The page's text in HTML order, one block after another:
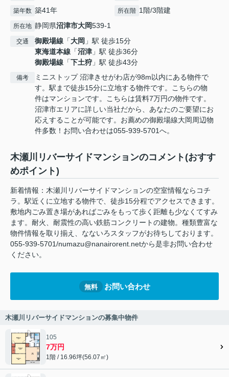
築年数 築41年 所在階 1階/3階建
所在地 静岡県沼津市大岡539-1
交通 御殿場線 「大岡 」駅 徒歩15分
東海道本線 「沼津 」駅 徒歩36分
御殿場線 「下土狩 」駅 徒歩43分
備考
ミニストップ 沼津きせがわ店が98m以内にある物件で
す。駅まで徒歩15分に立地する物件です。こちらの物
件はマンションです。こちらは賃料7万円の物件です。
沼津市エリアに詳しい当社だから、あなたのご要望にお
応えすることが可能です。お薦めの御殿場線大岡周辺物
件多数！お問い合わせは055-939-5701へ。
木瀬川リバーサイドマンションのコメント(おすす
めポイント)
新着情報：木瀬川リバーサイドマンションの空室情報ならコチ
ラ。駅近くに立地する物件で、徒歩15分程でアクセスできます。
敷地内ごみ置き場があればごみをもって歩く距離も少なくてすみ
ます。耐火、耐震性の高い鉄筋コンクリートの建物。種類豊富な
物件情報を取り揃え、なないろスタッフがお待ちしております。
055-939-5701/numazu@nanairorent.netから是非お問い合わせ
ください。
無料 お問い合わせ
木瀬川リバーサイドマンションの募集中物件
105
7万円
1階 / 16.96坪(56.07㎡)